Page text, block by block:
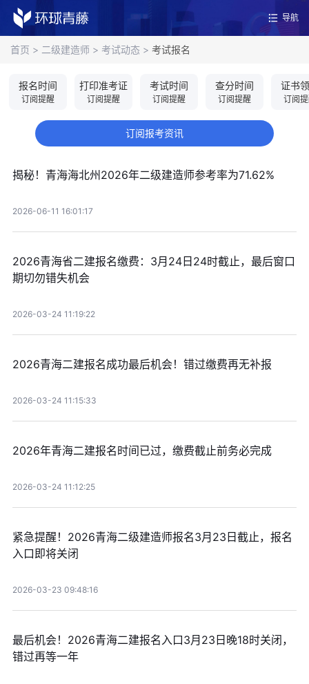
导航
首页 > 二级建造师 > 考试动态 > 考试报名
报名时间
订阅提醒
打印准考证
订阅提醒
考试时间
订阅提醒
查分时间
订阅提醒
证书
订阅
订阅报考资讯
揭秘！青海海北州2026年二级建造师参考率为71.62%
2026-06-11 16:01:17
2026青海省二建报名缴费：3月24日24时截止，最后窗口
期切勿错失机会
2026-03-24 11:19:22
2026青海二建报名成功最后机会！错过缴费再无补报
2026-03-24 11:15:33
2026年青海二建报名时间已过，缴费截止前务必完成
2026-03-24 11:12:25
紧急提醒！2026青海二级建造师报名3月23日截止，报名
入口即将关闭
2026-03-23 09:48:16
最后机会！2026青海二建报名入口3月23日晚18时关闭，
错过再等一年